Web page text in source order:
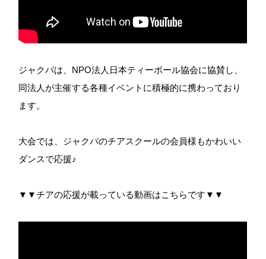
ジャクパは、NPO法人日本ティーボール協会に協賛し、
同法人が主催する各種イベントに積極的に携わっており
ます。
大会では、ジャクパのチアスクールの会員様もかわいい
ダンスで応援♪
▼▼チアの応援が載っている動画はこちらです▼▼